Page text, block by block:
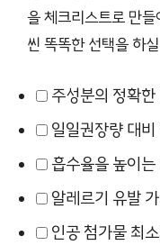
을 체크리스트로 만
씬 똑똑한 선택을 하
주성분의 정확한
일일권장량 대비
흡수율을 높이는
알레르기 유발
인공 첨가물 최